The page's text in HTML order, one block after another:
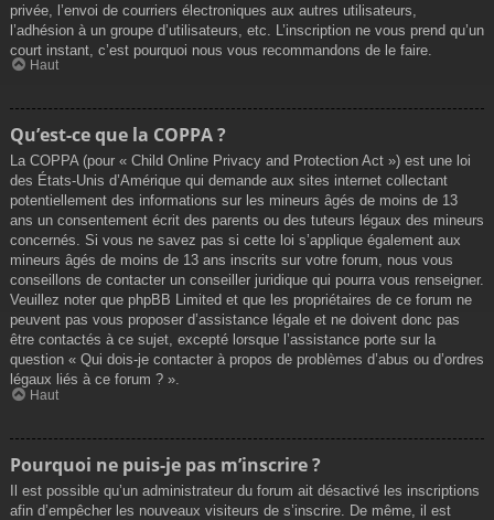
privée, l’envoi de courriers électroniques aux autres utilisateurs,
l’adhésion à un groupe d’utilisateurs, etc. L’inscription ne vous prend qu’un
court instant, c’est pourquoi nous vous recommandons de le faire.
Haut
Qu’est-ce que la COPPA ?
La COPPA (pour « Child Online Privacy and Protection Act ») est une loi
des États-Unis d’Amérique qui demande aux sites internet collectant
potentiellement des informations sur les mineurs âgés de moins de 13
ans un consentement écrit des parents ou des tuteurs légaux des mineurs
concernés. Si vous ne savez pas si cette loi s’applique également aux
mineurs âgés de moins de 13 ans inscrits sur votre forum, nous vous
conseillons de contacter un conseiller juridique qui pourra vous renseigner.
Veuillez noter que phpBB Limited et que les propriétaires de ce forum ne
peuvent pas vous proposer d’assistance légale et ne doivent donc pas
être contactés à ce sujet, excepté lorsque l’assistance porte sur la
question « Qui dois-je contacter à propos de problèmes d’abus ou d’ordres
légaux liés à ce forum ? ».
Haut
Pourquoi ne puis-je pas m’inscrire ?
Il est possible qu’un administrateur du forum ait désactivé les inscriptions
afin d’empêcher les nouveaux visiteurs de s’inscrire. De même, il est